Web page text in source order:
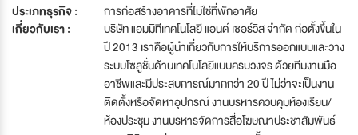
ประเภทธุรกิจ :
การก่อสร้างอาคารที่ไม่ใช่ที่พักอาศัย
เกี่ยวกับเรา :
บริษัท แอมมิทีเทคโนโลยี แอนด์ เซอร์วิส จำกัด ก่อตั้งขึ้นใน
ปี 2013 เราคือผู้นำเกี่ยวกับการให้บริการออกแบบและวาง
ระบบโซลูชั่นด้านเทคโนโลยีแบบครบวงจร ด้วยทีมงานมือ
อาชีพและมีประสบการณ์มากกว่า 20 ปี ไม่ว่าจะเป็นงาน
ติดตั้งหรือจัดหาอุปกรณ์ งานบรหารควบคุมห้องเรียน/
ห้องประชุม งานบรหารจัดการสื่อโฆษณาประชาสัมพันธ์